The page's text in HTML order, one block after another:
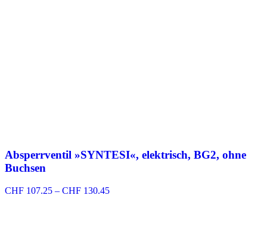
Absperrventil »SYNTESI«, elektrisch, BG2, ohne
Buchsen
CHF 107.25 – CHF 130.45Preisspanne: